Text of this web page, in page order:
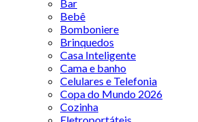
Bar
Bebê
Bomboniere
Brinquedos
Casa Inteligente
Cama e banho
Celulares e Telefonia
Copa do Mundo 2026
Cozinha